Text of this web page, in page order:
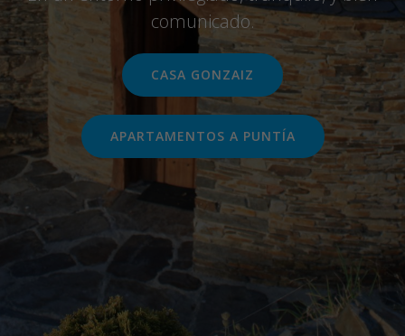
comunicado.
CASA GONZAIZ
APARTAMENTOS A PUNTÍA